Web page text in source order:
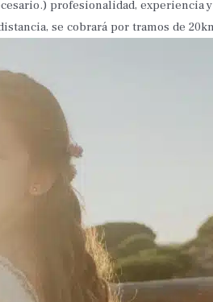
profesionalidad,
se cobrará por tramos de